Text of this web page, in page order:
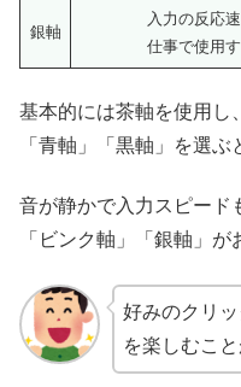
銀軸
入力の反応
仕事で使用
基本的には茶軸を使用し
「青軸」「黒軸」を選ぶ
音が静かで入力スピード
「ビンク軸」「銀軸」が
好みのクリ
を楽しむこ